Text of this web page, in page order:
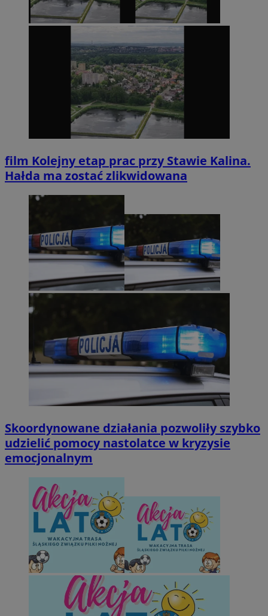
film Kolejny etap prac przy Stawie Kalina.
Hałda ma zostać zlikwidowana
Skoordynowane działania pozwoliły szybko
udzielić pomocy nastolatce w kryzysie
emocjonalnym